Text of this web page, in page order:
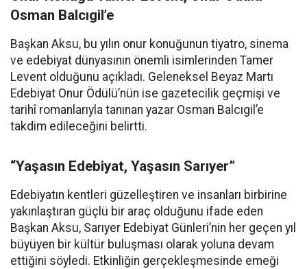
Osman Balcıgil’e
Başkan Aksu, bu yılın onur konuğunun tiyatro, sinema
ve edebiyat dünyasının önemli isimlerinden Tamer
Levent olduğunu açıkladı. Geleneksel Beyaz Martı
Edebiyat Onur Ödülü’nün ise gazetecilik geçmişi ve
tarihî romanlarıyla tanınan yazar Osman Balcıgil’e
takdim edileceğini belirtti.
“Yaşasın Edebiyat, Yaşasın Sarıyer”
Edebiyatın kentleri güzelleştiren ve insanları birbirine
yakınlaştıran güçlü bir araç olduğunu ifade eden
Başkan Aksu, Sarıyer Edebiyat Günleri’nin her geçen yıl
büyüyen bir kültür buluşması olarak yoluna devam
ettiğini söyledi. Etkinliğin gerçekleşmesinde emeği